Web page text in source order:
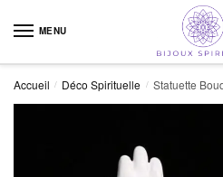
MENU
Accueil / Déco Spirituelle / Statuette